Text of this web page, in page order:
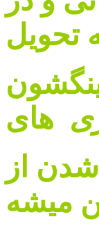
تحویل
های
از
میشه